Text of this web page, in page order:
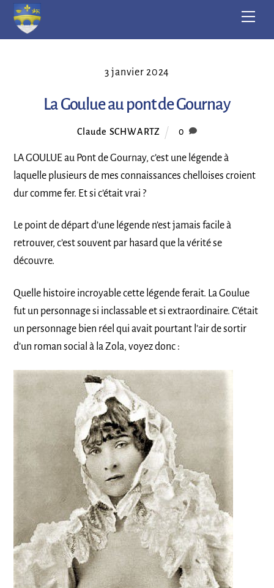
Skip
3 janvier 2024
La Goulue au pont de Gournay
Claude SCHWARTZ 0
LA GOULUE au Pont de Gournay, c’est une légende à
laquelle plusieurs de mes connaissances chelloises croient
dur comme fer. Et si c’était vrai ?
Le point de départ d’une légende n’est jamais facile à
retrouver, c’est souvent par hasard que la vérité se
découvre.
Quelle histoire incroyable cette légende ferait. La Goulue
fut un personnage si inclassable et si extraordinaire. C’était
un personnage bien réel qui avait pourtant l’air de sortir
d’un roman social à la Zola, voyez donc :